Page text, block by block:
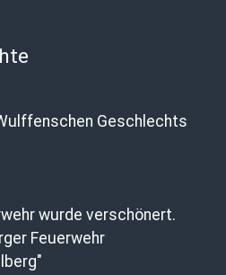
Geschlechts
wurde verschönert.
Feuerwehr